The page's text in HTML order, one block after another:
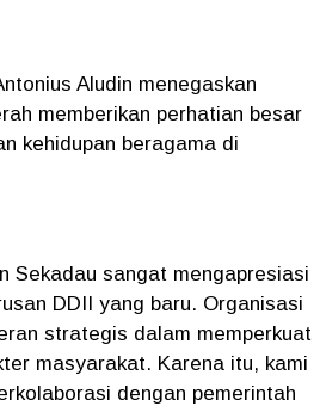
Aludin menegaskan
memberikan perhatian besar
kehidupan beragama di
Sekadau sangat mengapresiasi
DDII yang baru. Organisasi
strategis dalam memperkuat
masyarakat. Karena itu, kami
dengan pemerintah